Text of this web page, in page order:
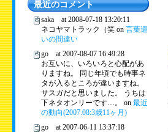
最近のコメント
saka at 2008-07-18 13:20:11
ネコヤマトラック（笑 on 言葉遣
いの間違い
go at 2007-08-07 16:49:28
お互いに、いろいろと心配があ
りますね。 同じ年頃でも時事ネ
タが入るところが違いますね。
サスガだと思いました。 うちは
下ネタオンリーです…。 on 最近
の動向(2007.08:3歳11ヶ月)
go at 2007-06-11 13:37:18